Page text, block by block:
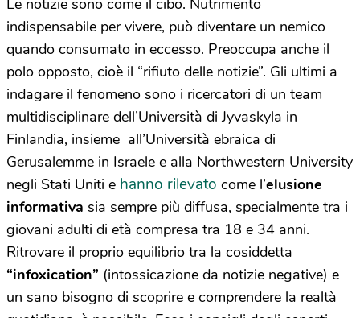
indispensabile per vivere, può diventare un nemico
quando consumato in eccesso. Preoccupa anche il
polo opposto, cioè il “rifiuto delle notizie”. Gli ultimi a
indagare il fenomeno sono i ricercatori di un team
multidisciplinare dell’Università di Jyvaskyla in
Finlandia, insieme all’Università ebraica di
Gerusalemme in Israele e alla Northwestern University
negli Stati Uniti e hanno rilevato come l’elusione
informativa sia sempre più diffusa, specialmente tra i
giovani adulti di età compresa tra 18 e 34 anni.
Ritrovare il proprio equilibrio tra la cosiddetta
“infoxication” (intossicazione da notizie negative) e
un sano bisogno di scoprire e comprendere la realtà